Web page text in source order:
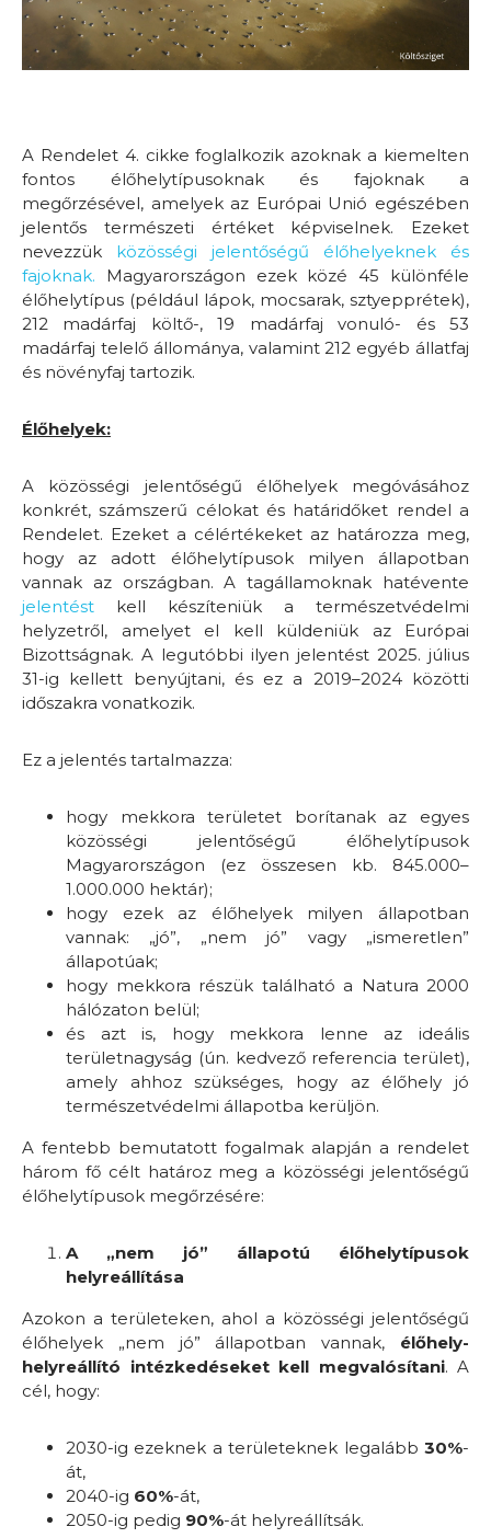
A Rendelet 4. cikke foglalkozik azoknak a kiemelten
fontos élőhelytípusoknak és fajoknak a
megőrzésével, amelyek az Európai Unió egészében
jelentős természeti értéket képviselnek. Ezeket
nevezzük közösségi jelentőségű élőhelyeknek és
fajoknak. Magyarországon ezek közé 45 különféle
élőhelytípus (például lápok, mocsarak, sztyepprétek),
212 madárfaj költő-, 19 madárfaj vonuló- és 53
madárfaj telelő állománya, valamint 212 egyéb állatfaj
és növényfaj tartozik.
Élőhelyek:
A közösségi jelentőségű élőhelyek megóvásához
konkrét, számszerű célokat és határidőket rendel a
Rendelet. Ezeket a célértékeket az határozza meg,
hogy az adott élőhelytípusok milyen állapotban
vannak az országban. A tagállamoknak hatévente
jelentést kell készíteniük a természetvédelmi
helyzetről, amelyet el kell küldeniük az Európai
Bizottságnak. A legutóbbi ilyen jelentést 2025. július
31-ig kellett benyújtani, és ez a 2019–2024 közötti
időszakra vonatkozik.
Ez a jelentés tartalmazza:
hogy mekkora területet borítanak az egyes
közösségi jelentőségű élőhelytípusok
Magyarországon (ez összesen kb. 845.000–
1.000.000 hektár);
hogy ezek az élőhelyek milyen állapotban
vannak: „jó”, „nem jó” vagy „ismeretlen”
állapotúak;
hogy mekkora részük található a Natura 2000
hálózaton belül;
és azt is, hogy mekkora lenne az ideális
területnagyság (ún. kedvező referencia terület),
amely ahhoz szükséges, hogy az élőhely jó
természetvédelmi állapotba kerüljön.
A fentebb bemutatott fogalmak alapján a rendelet
három fő célt határoz meg a közösségi jelentőségű
élőhelytípusok megőrzésére:
A „nem jó” állapotú élőhelytípusok
helyreállítása
Azokon a területeken, ahol a közösségi jelentőségű
élőhelyek „nem jó” állapotban vannak, élőhely-
helyreállító intézkedéseket kell megvalósítani. A
cél, hogy:
2030-ig ezeknek a területeknek legalább 30%-
át,
2040-ig 60%-át,
2050-ig pedig 90%-át helyreállítsák.